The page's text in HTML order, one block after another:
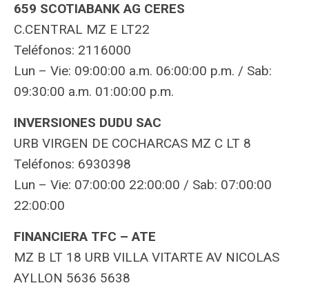
659 SCOTIABANK AG CERES
C.CENTRAL MZ E LT22
Teléfonos: 2116000
Lun – Vie: 09:00:00 a.m. 06:00:00 p.m. / Sab:
09:30:00 a.m. 01:00:00 p.m.
INVERSIONES DUDU SAC
URB VIRGEN DE COCHARCAS MZ C LT 8
Teléfonos: 6930398
Lun – Vie: 07:00:00 22:00:00 / Sab: 07:00:00
22:00:00
FINANCIERA TFC – ATE
MZ B LT 18 URB VILLA VITARTE AV NICOLAS
AYLLON 5636 5638